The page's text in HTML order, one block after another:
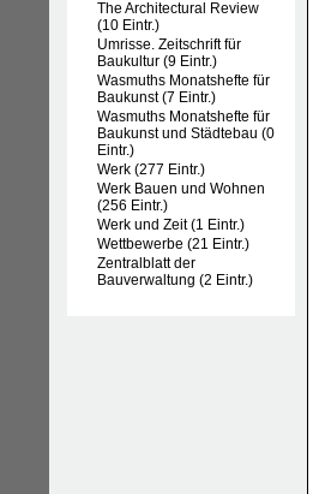
The Architectural Review
(10 Eintr.)
Umrisse. Zeitschrift für
Baukultur (9 Eintr.)
Wasmuths Monatshefte für
Baukunst (7 Eintr.)
Wasmuths Monatshefte für
Baukunst und Städtebau (0
Eintr.)
Werk (277 Eintr.)
Werk Bauen und Wohnen
(256 Eintr.)
Werk und Zeit (1 Eintr.)
Wettbewerbe (21 Eintr.)
Zentralblatt der
Bauverwaltung (2 Eintr.)